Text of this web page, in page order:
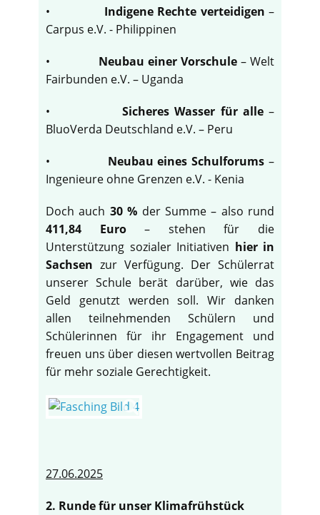
• Indigene Rechte verteidigen –
Carpus e.V. - Philippinen
• Neubau einer Vorschule – Welt
Fairbunden e.V. – Uganda
•Sicheres Wasser für alle–
BluoVerda Deutschland e.V. – Peru
• Neubau eines Schulforums –
Ingenieure ohne Grenzen e.V. - Kenia
Doch auch 30 % der Summe – also rund
411,84 Euro– stehen für die
Unterstützung sozialer Initiativen hier in
Sachsen zur Verfügung. Der Schülerrat
unserer Schule berät darüber, wie das
Geld genutzt werden soll. Wir danken
allen teilnehmenden Schülern und
Schülerinnen für ihr Engagement und
freuen uns über diesen wertvollen Beitrag
für mehr soziale Gerechtigkeit.
27.06.2025
2. Runde für unser Klimafrühstück